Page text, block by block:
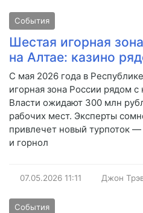
События
Шестая игорная
на Алтае: казино
С мая 2026 года в
игорная зона России рядом
Власти ожидают 300 млн
рабочих мест. Эксперты
привлечет новый турпоток
и горнол
07.05.2026 11:11 Джон
События